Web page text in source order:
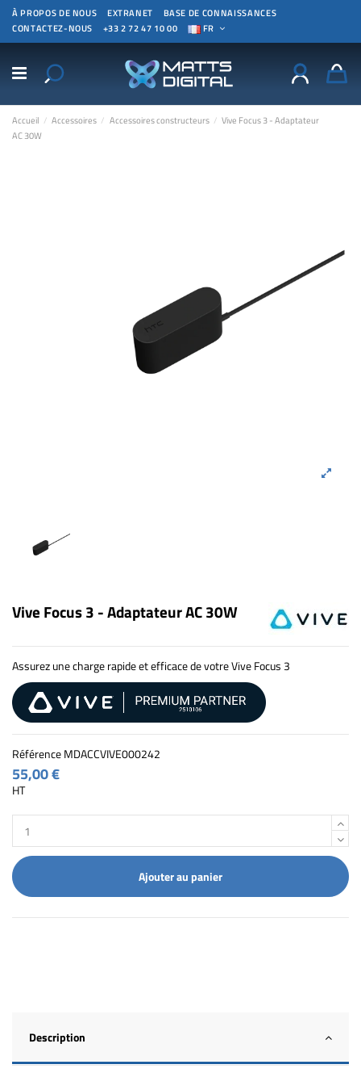
À PROPOS DE NOUS EXTRANET
BASE DE CONNAISSANCES
CONTACTEZ-NOUS
+33 2 72 47 10 00 FR
Accueil Accessoires Accessoires constructeurs
Vive Focus 3 - Adaptateur
AC 30W
Vive Focus 3 - Adaptateur AC 30W
Assurez une charge rapide et efficace de votre Vive Focus 3
RéférenceMDACCVIVE000242
55,00 €
HT
Ajouter au panier
Description